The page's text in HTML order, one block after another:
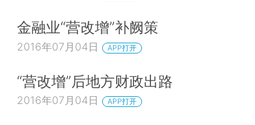
金融业“营改增”补阙策
2016年07月04日 APP打开
“营改增”后地方财政出路
2016年07月04日 APP打开